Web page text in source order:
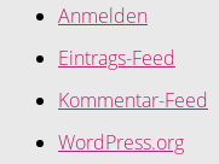
Anmelden
Eintrags-Feed
Kommentar-Feed
WordPress.org